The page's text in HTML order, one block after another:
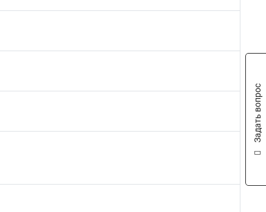
Задать вопрос